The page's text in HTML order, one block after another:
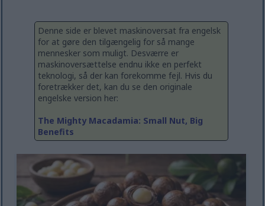
Denne side er blevet maskinoversat fra engelsk
for at gøre den tilgængelig for så mange
mennesker som muligt. Desværre er
maskinoversættelse endnu ikke en perfekt
teknologi, så der kan forekomme fejl. Hvis du
foretrækker det, kan du se den originale
engelske version her:
The Mighty Macadamia: Small Nut, Big
Benefits